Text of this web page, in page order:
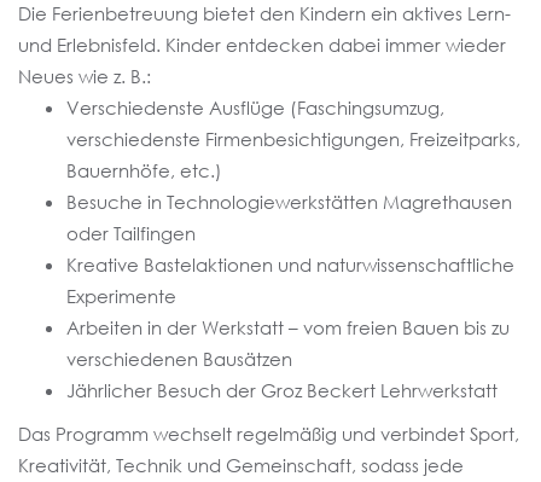
Die Ferienbetreuung bietet den Kindern ein aktives Lern-
und Erlebnisfeld. Kinder entdecken dabei immer wieder
Neues wie z. B.:
Verschiedenste Ausflüge (Faschingsumzug,
verschiedenste Firmenbesichtigungen, Freizeitparks,
Bauernhöfe, etc.)
Besuche in Technologiewerkstätten Magrethausen
oder Tailfingen
Kreative Bastelaktionen und naturwissenschaftliche
Experimente
Arbeiten in der Werkstatt – vom freien Bauen bis zu
verschiedenen Bausätzen
Jährlicher Besuch der Groz Beckert Lehrwerkstatt
Das Programm wechselt regelmäßig und verbindet Sport,
Kreativität, Technik und Gemeinschaft, sodass jede